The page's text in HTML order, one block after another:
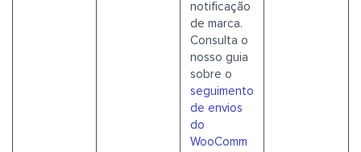
notificação
de marca.
Consulta o
nosso guia
sobre o
seguimento
de envios
do
WooComm